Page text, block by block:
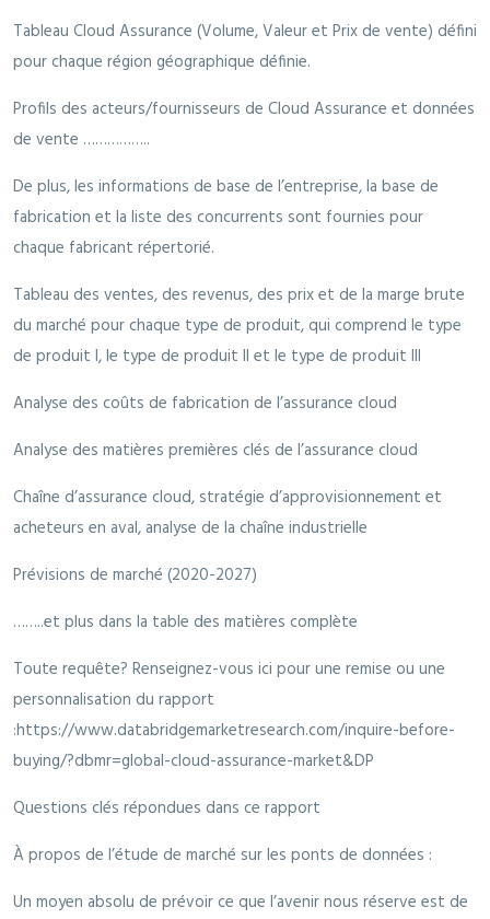
Tableau Cloud Assurance (Volume, Valeur et Prix de vente) défini
pour chaque région géographique définie.
Profils des acteurs/fournisseurs de Cloud Assurance et données
de vente ……………..
De plus, les informations de base de l’entreprise, la base de
fabrication et la liste des concurrents sont fournies pour
chaque fabricant répertorié.
Tableau des ventes, des revenus, des prix et de la marge brute
du marché pour chaque type de produit, qui comprend le type
de produit I, le type de produit II et le type de produit III
Analyse des coûts de fabrication de l’assurance cloud
Analyse des matières premières clés de l’assurance cloud
Chaîne d’assurance cloud, stratégie d’approvisionnement et
acheteurs en aval, analyse de la chaîne industrielle
Prévisions de marché (2020-2027)
……..et plus dans la table des matières complète
Toute requête? Renseignez-vous ici pour une remise ou une
personnalisation du rapport
:https://www.databridgemarketresearch.com/inquire-before-
buying/?dbmr=global-cloud-assurance-market&DP
Questions clés répondues dans ce rapport
À propos de l’étude de marché sur les ponts de données :
Un moyen absolu de prévoir ce que l’avenir nous réserve est de